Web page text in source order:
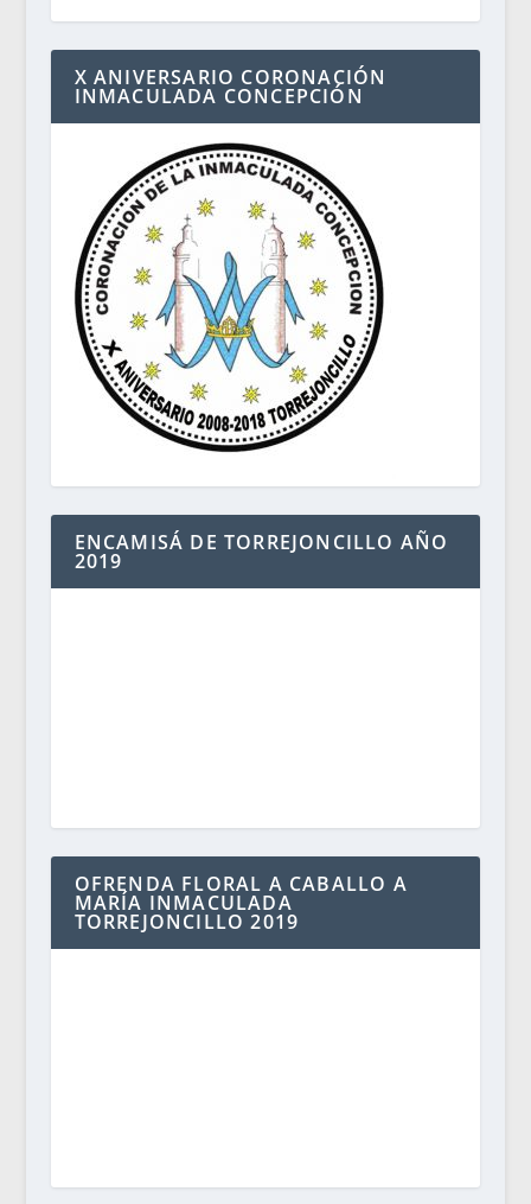
X ANIVERSARIO CORONACIÓN
INMACULADA CONCEPCIÓN
ENCAMISÁ DE TORREJONCILLO AÑO
2019
OFRENDA FLORAL A CABALLO A
MARÍA INMACULADA
TORREJONCILLO 2019